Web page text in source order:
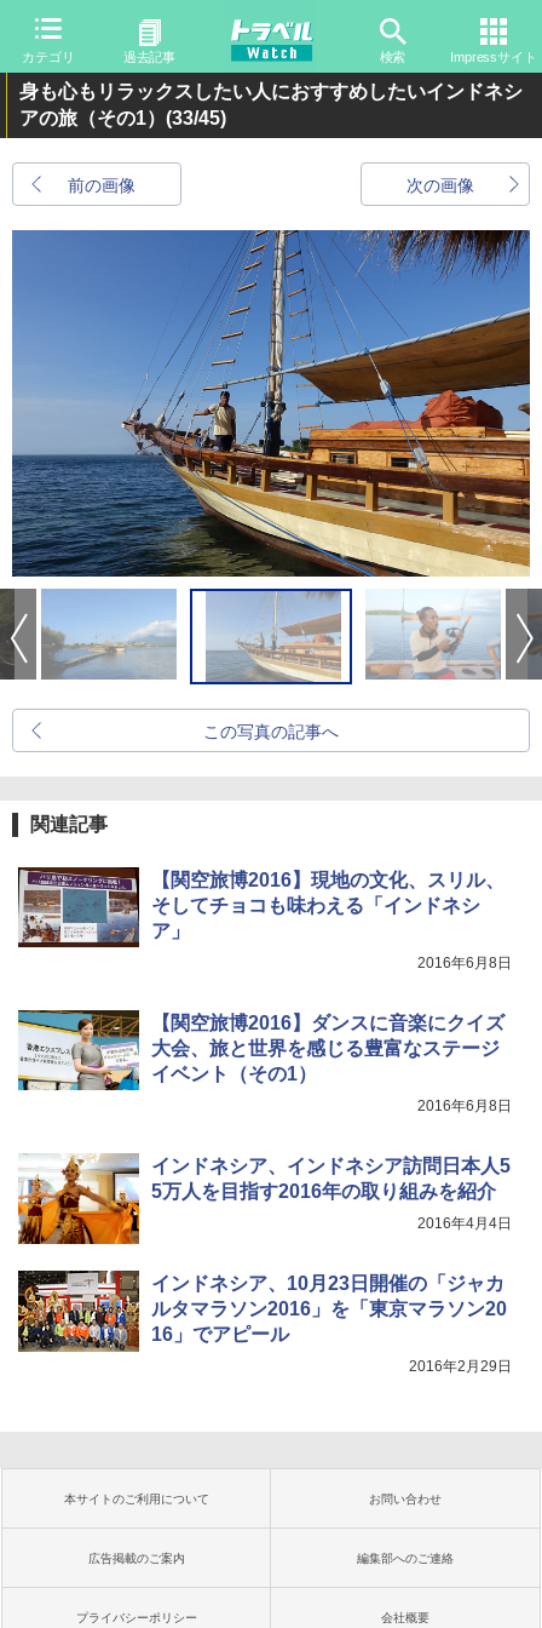
カテゴリ 過去記事 検索 Impressサイト
身も心もリラックスしたい人におすすめしたいインドネシ
アの旅（その1） (33/45)
前の画像 次の画像
この写真の記事へ
関連記事
【関空旅博2016】現地の文化、スリル、
そしてチョコも味わえる「インドネシ
ア」
2016年6月8日
【関空旅博2016】ダンスに音楽にクイズ
大会、旅と世界を感じる豊富なステージ
イベント（その1）
2016年6月8日
インドネシア、インドネシア訪問日本人5
5万人を目指す2016年の取り組みを紹介
2016年4月4日
インドネシア、10月23日開催の「ジャカ
ルタマラソン2016」を「東京マラソン20
16」でアピール
2016年2月29日
本サイトのご利用について お問い合わせ
広告掲載のご案内 編集部へのご連絡
プライバシーポリシー 会社概要